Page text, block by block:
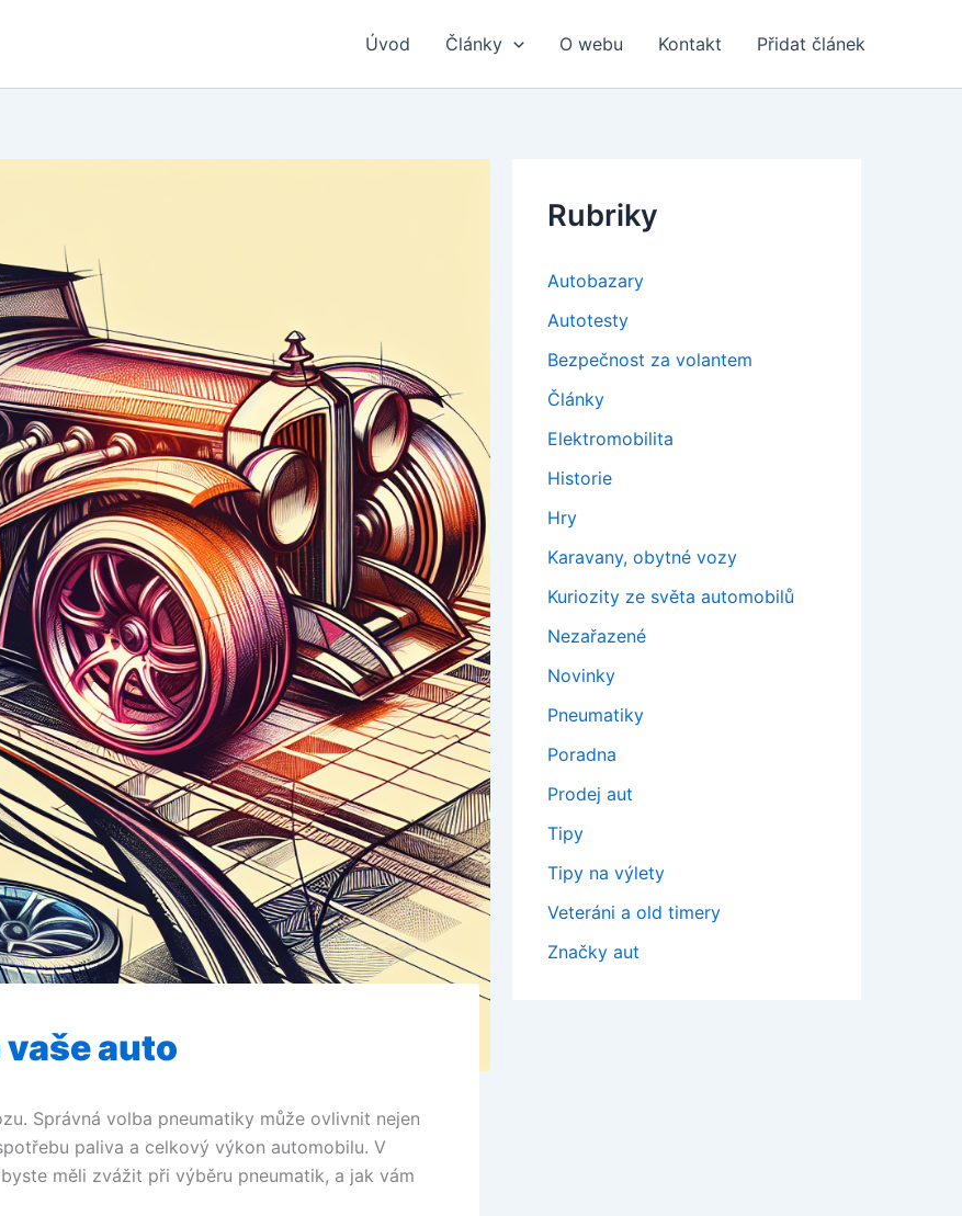
Úvod Články O webu Kontakt Přidat článek
auto
Správná volba pneumatiky může ovlivnit nejen
paliva a celkový výkon automobilu. V
měli zvážit při výběru pneumatik, a jak vám
Rubriky
Autobazary
Autotesty
Bezpečnost za volantem
Články
Elektromobilita
Historie
Hry
Karavany, obytné vozy
Kuriozity ze světa automobilů
Nezařazené
Novinky
Pneumatiky
Poradna
Prodej aut
Tipy
Tipy na výlety
Veteráni a old timery
Značky aut